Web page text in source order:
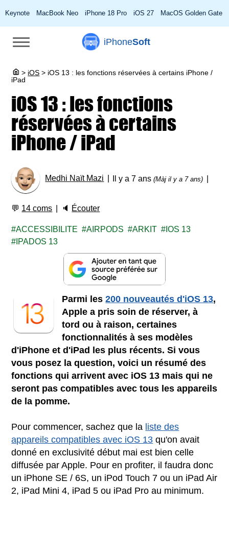
Keynote MacBook Neo iPhone 18 Pro iOS 27 MacOS Golden Gate
iPhoneSoft
> iOS > iOS 13 : les fonctions réservées à certains iPhone /
iPad
iOS 13 : les fonctions
réservées à certains
iPhone / iPad
Medhi Naït Mazi Il y a 7 ans(Màj il y a 7 ans)
💬 14 coms 🔈 Écouter
ACCESSIBILITE AIRPODS ARKIT
IOS 13
IPADOS 13
Parmi les200 nouveautés d'iOS 13,
Apple a pris soin de réserver, à
tord ou à raison, certaines
fonctionnalités à ses modèles
d'iPhone et d'iPad les plus récents. Si vous
vous posez la question, voici un résumé des
fonctions qui arrivent avec iOS 13 mais qui ne
seront pas compatibles avec tous les appareils
de la pomme.
Pour commencer, sachez que la liste des
appareils compatibles avec iOS 13 qu'on avait
donné en exclusivité début mai est bien celle
diffusée par Apple. Pour en profiter, il faudra donc
un iPhone SE / 6S, un iPod Touch 7 ou un iPad Air
2, iPad Mini 4, iPad 5 ou iPad Pro au minimum.